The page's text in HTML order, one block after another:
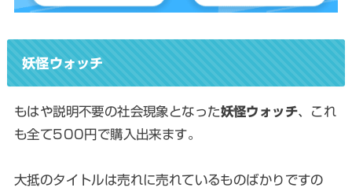
妖怪ウォッチ
もはや説明不要の社会現象となった妖怪ウォッチ、これ
も全て500円で購入出来ます。
大抵のタイトルは売れに売れているものばかりですの